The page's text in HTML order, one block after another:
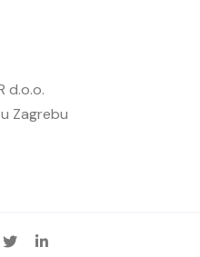
d.o.o.
Zagrebu